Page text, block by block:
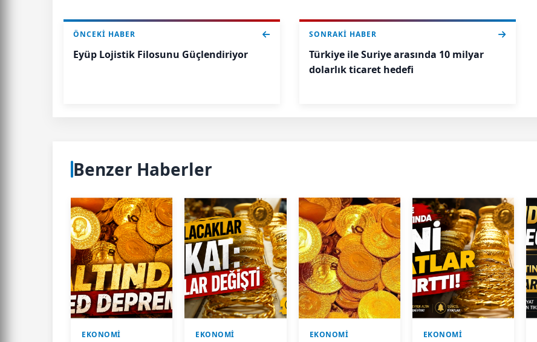
ÖNCEKI HABER
Eyüp Lojistik Filosunu Güçlendiriyor
SONRAKI HABER
Türkiye ile Suriye arasında 10 milyar
dolarlık ticaret hedefi
Benzer Haberler
EKONOMİ EKONOMİ EKONOMİ EKONOMİ